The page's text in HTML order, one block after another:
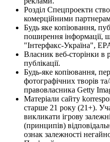
Розділ Спецпроекти
комерційними
Будь яке копіювання,
поширення інформації,
"Інтерфакс-Україна",
Власник веб-сторінки в
публікації.
Будь-яке копіювання,
фотографічних творів
правовласника Getty
Матеріали сайту
старше 21 року (21+).
викликати ігрову
(принципів)
ознак залежності